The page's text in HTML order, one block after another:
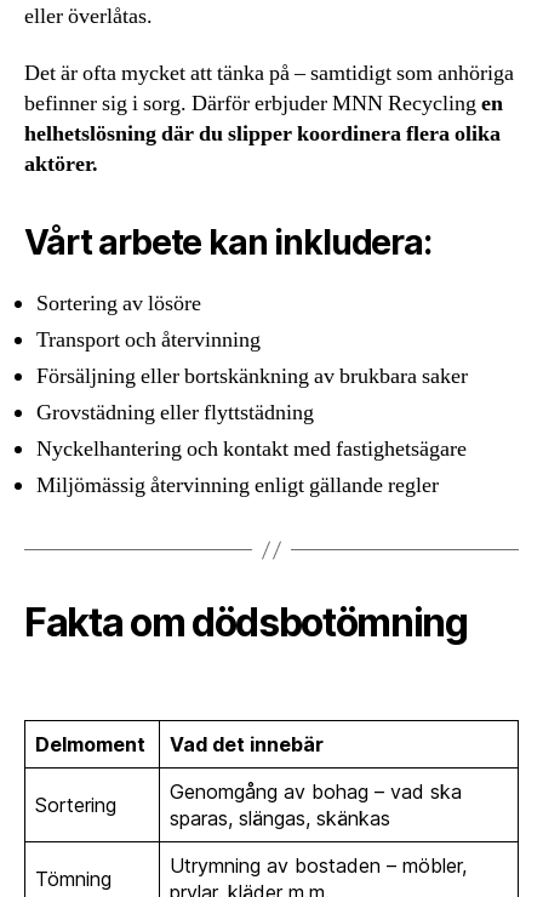
eller överlåtas.
Det är ofta mycket att tänka på – samtidigt som anhöriga
befinner sig i sorg. Därför erbjuder MNN Recyclingen
helhetslösning där du slipper koordinera flera olika
aktörer.
Vårt arbete kan inkludera:
Sortering av lösöre
Transport och återvinning
Försäljning eller bortskänkning av brukbara saker
Grovstädning eller flyttstädning
Nyckelhantering och kontakt med fastighetsägare
Miljömässig återvinning enligt gällande regler
Fakta om dödsbotömning
Delmoment Vad det innebär
Sortering
Genomgång av bohag – vad ska
sparas, slängas, skänkas
Tömning
Utrymning av bostaden – möbler,